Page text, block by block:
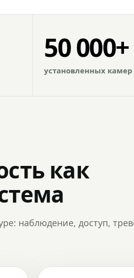
50 000+
установленных камер
как
наблюдение, доступ,